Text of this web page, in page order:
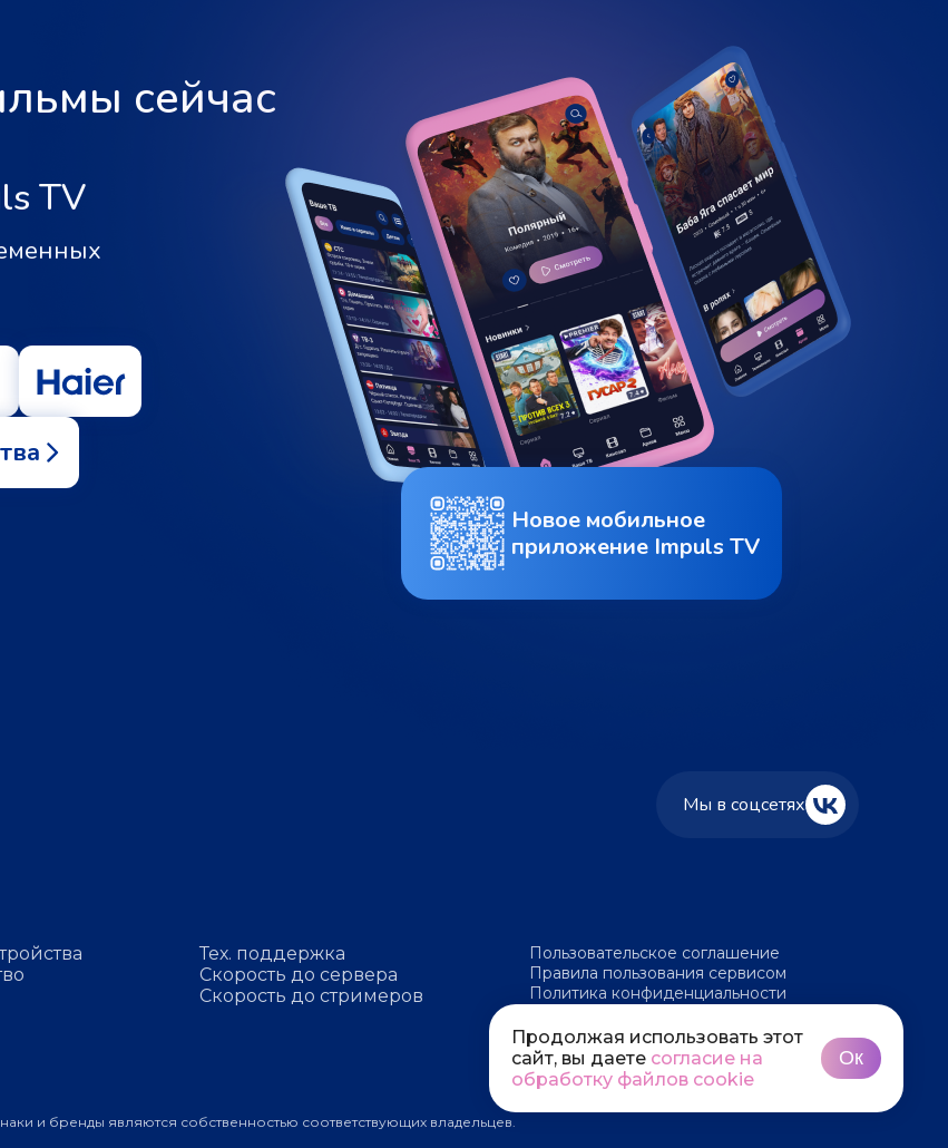
сейчас
TV
Новое мобильное
приложение Impuls TV
Мы в соцсетях
Тех. поддержка
Скорость до сервера
Скорость до стримеров
Пользовательское соглашение
Правила пользования сервисом
Политика конфиденциальности
и бренды являются собственностью соответствующих владельцев.
Продолжая использовать этот
сайт, вы даете согласие на
обработку файлов cookie
Ок